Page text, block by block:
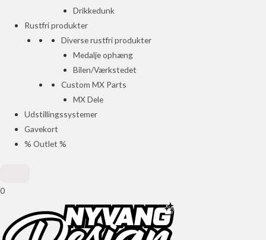
Drikkedunk
Rustfri produkter
Diverse rustfri produkter
Medalje ophæng
Bilen/Værkstedet
Custom MX Parts
MX Dele
Udstillingssystemer
Gavekort
% Outlet %
0